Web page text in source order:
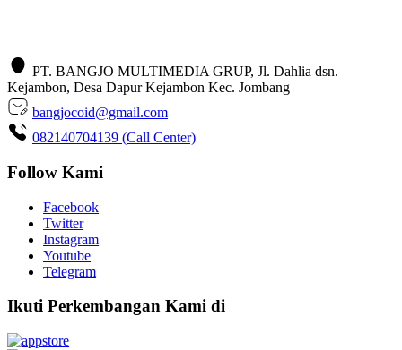
PT. BANGJO MULTIMEDIA GRUP, Jl. Dahlia dsn.
Kejambon, Desa Dapur Kejambon Kec. Jombang
bangjocoid@gmail.com
082140704139 (Call Center)
Follow Kami
Facebook
Twitter
Instagram
Youtube
Telegram
Ikuti Perkembangan Kami di